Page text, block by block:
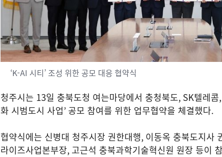
‘K-AI 시티’ 조성 위한 공모 대응 협약식
청주시는 13일 충북도청 여는마당에서 충청북도, SK텔레콤,
화 시범도시 사업’ 공모 참여를 위한 업무협약을 체결했다.
협약식에는 신병대 청주시장 권한대행, 이동옥 충북도지사
라이즈사업본부장, 고근석 충북과학기술혁신원 원장 등이